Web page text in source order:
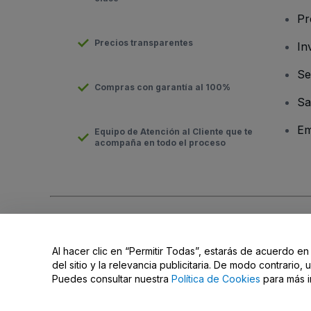
Precios transparentes
Compras con garantía al 100%
Equipo de Atención al Cliente que te
acompaña en todo el proceso
No compartir mi información personal ni tus opciones de
Al hacer clic en “Permitir Todas”, estarás de acuerdo
del sitio y la relevancia publicitaria. De modo contrario,
Puedes consultar nuestra Política de Cookies para más